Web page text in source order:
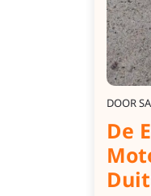
DOOR
De